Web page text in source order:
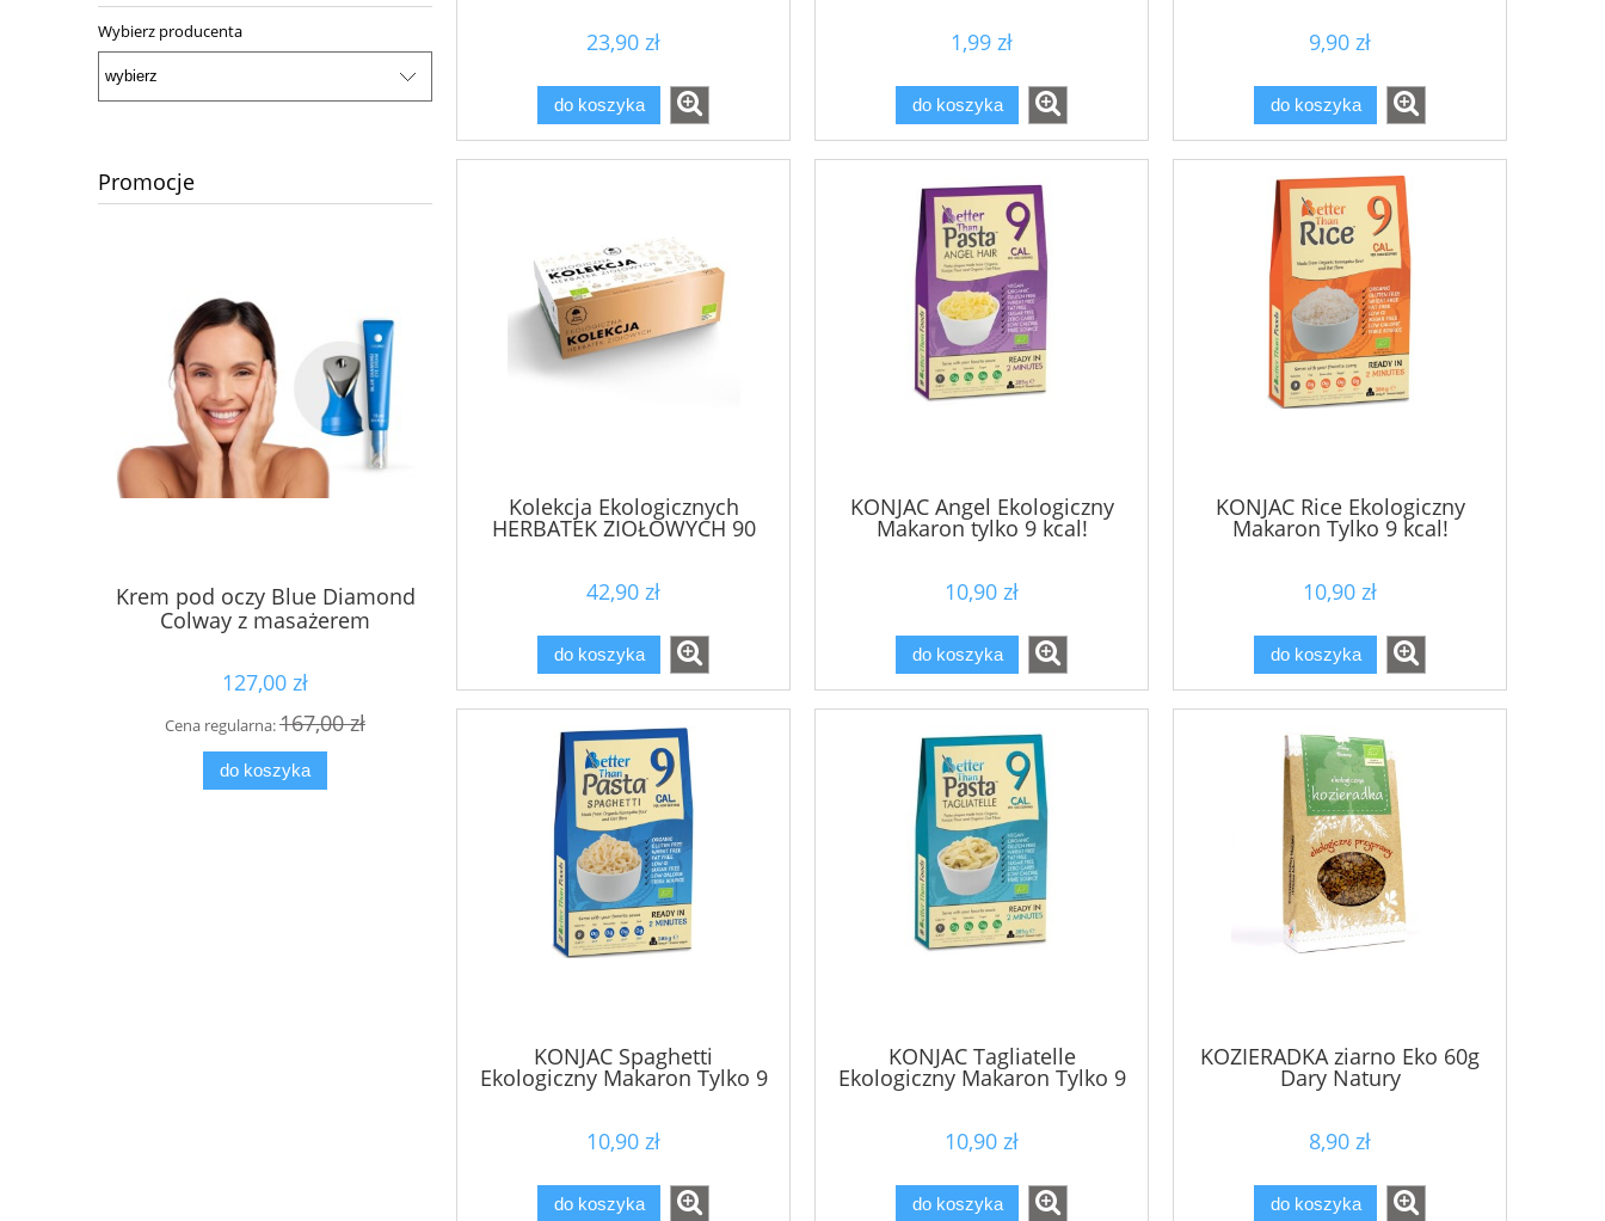
Wybierz producenta
Promocje
Krem pod oczy Blue Diamond
Colway z masażerem
127,00 zł
Cena regularna:167,00 zł
do koszyka
Płyn MICELARNY z Kolagenem i
59,90 zł
Cena regularna:79,00 zł
do koszyka
162 Krem Ochrona Mikrobiomu
119,00 zł
do koszyka
Kuracja drenująca wodę i tłuszcz
112,00 zł
do koszyka
23,90 zł
do koszyka
1,99 zł
do koszyka
9,90 zł
do koszyka
Kolekcja Ekologicznych
HERBATEK ZIOŁOWYCH 90
42,90 zł
do koszyka
KONJAC Angel Ekologiczny
Makaron tylko 9 kcal!
10,90 zł
do koszyka
KONJAC Rice Ekologiczny
Makaron Tylko 9 kcal!
10,90 zł
do koszyka
KONJAC Spaghetti
Ekologiczny Makaron Tylko 9
10,90 zł
do koszyka
KONJAC Tagliatelle
Ekologiczny Makaron Tylko 9
10,90 zł
do koszyka
KOZIERADKA ziarno Eko 60g
Dary Natury
8,90 zł
do koszyka